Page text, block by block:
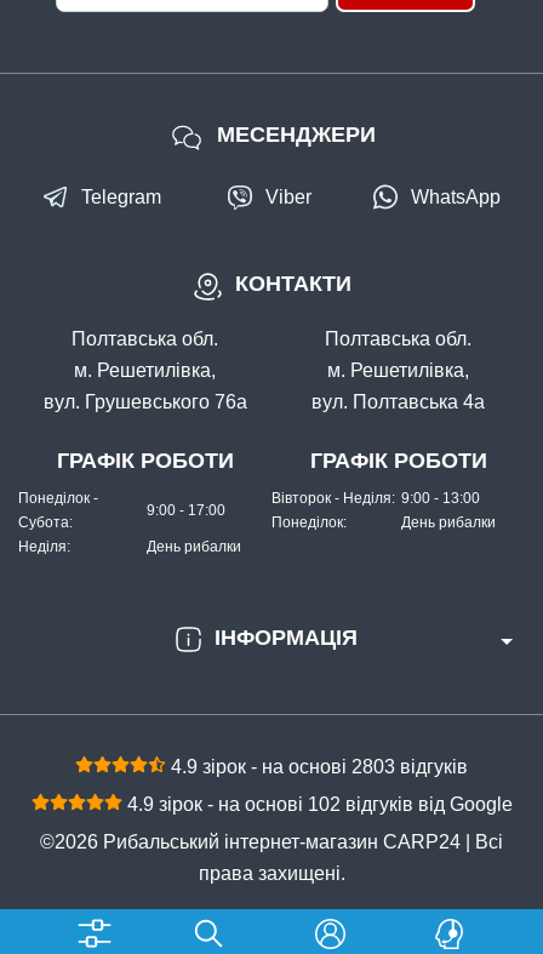
ІНФОРМАЦІЯ
КОНТАКТИ
Полтавська обл.
м. Решетилівка,
вул. Грушевського 76а
ГРАФІК РОБОТИ
Понеділок -
Субота:
9:00 - 17:00
Неділя: День рибалки
Полтавська обл.
м. Решетилівка,
вул. Полтавська 4а
ГРАФІК РОБОТИ
Вівторок - Неділя: 9:00 - 13:00
Понеділок:
День рибалки
МЕСЕНДЖЕРИ
Telegram Viber WhatsApp
4.9 зірок - на основі 2803 відгуків
4.9 зірок - на основі 102 відгуків від Google
©2026 Рибальський інтернет-магазин CARP24 | Всі
права захищені.